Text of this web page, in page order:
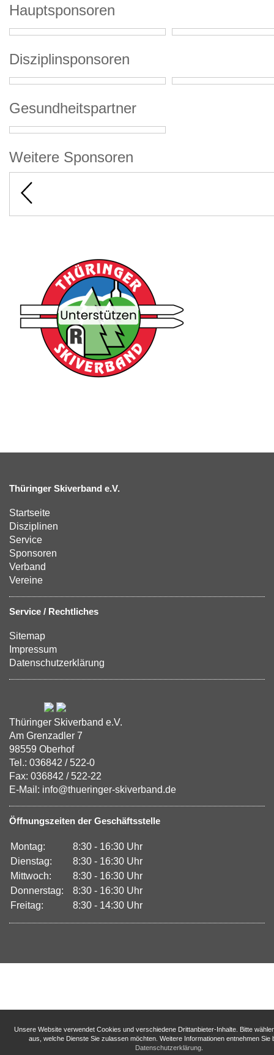
Hauptsponsoren
Disziplinsponsoren
Gesundheitspartner
Weitere Sponsoren
Thüringer Skiverband e.V.
Startseite
Disziplinen
Service
Sponsoren
Verband
Vereine
Service / Rechtliches
Sitemap
Impressum
Datenschutzerklärung
Thüringer Skiverband e.V.
Am Grenzadler 7
98559 Oberhof
Tel.: 036842 / 522-0
Fax: 036842 / 522-22
E-Mail: info@thueringer-skiverband.de
Öffnungszeiten der Geschäftsstelle
Montag:
8:30 - 16:30 Uhr
Dienstag:
8:30 - 16:30 Uhr
Mittwoch:
8:30 - 16:30 Uhr
Donnerstag:
8:30 - 16:30 Uhr
Freitag:
8:30 - 14:30 Uhr
Unsere Website verwendet Cookies und verschiedene Drittanbieter-Inhalte. Bitte
aus, welche Dienste Sie zulassen möchten. Weitere Informationen entnehmen Sie
Datenschutzerklärung.